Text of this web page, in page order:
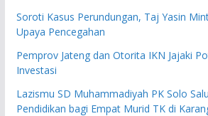
Soroti Kasus Perundungan, Taj Yasin
Upaya Pencegahan
Pemprov Jateng dan Otorita IKN Jajaki
Investasi
Lazismu SD Muhammadiyah PK Solo
Pendidikan bagi Empat Murid TK di